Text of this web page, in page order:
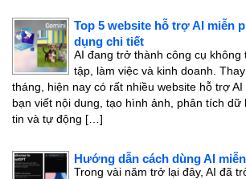
Top 5 website hỗ trợ AI miễn
dụng chi tiết
AI đang trở thành công cụ không
tập, làm việc và kinh doanh.
tháng, hiện nay có rất nhiều website hỗ trợ
bạn viết nội dung, tạo hình ảnh, phân tích dữ
tin và tự động […]
Hướng dẫn cách dùng AI
Trong vài năm trở lại đây, AI đã